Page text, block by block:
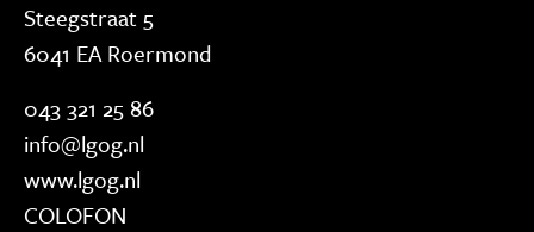
Steegstraat 5
6041 EA Roermond
043 321 25 86
info@lgog.nl
www.lgog.nl
COLOFON